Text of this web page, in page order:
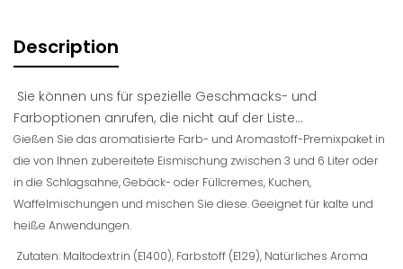
Description
Sie können uns für spezielle Geschmacks- und
Farboptionen anrufen, die nicht auf der Liste...
Gießen Sie das aromatisierte Farb- und Aromastoff-Premixpaket in
die von Ihnen zubereitete Eismischung zwischen 3 und 6 Liter oder
in die Schlagsahne, Gebäck- oder Füllcremes, Kuchen,
Waffelmischungen und mischen Sie diese. Geeignet für kalte und
heiße Anwendungen.
Zutaten: Maltodextrin (E1400), Farbstoff (E129), Natürliches Aroma